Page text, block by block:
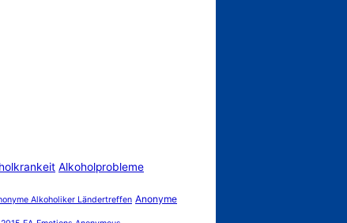
Alkoholprobleme
Alkoholiker Ländertreffen Anonyme